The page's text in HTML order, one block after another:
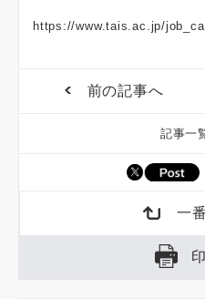
https://www.tais.ac.jp/
前の記事へ
記事一
一